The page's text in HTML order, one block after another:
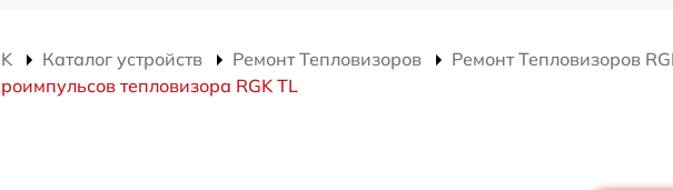
Каталог устройств Ремонт Тепловизоров
Ремонт Тепловизоров
тепловизора RGK TL